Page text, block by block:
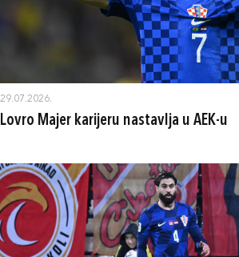
29.07.2026.
Lovro Majer karijeru nastavlja u AEK-u